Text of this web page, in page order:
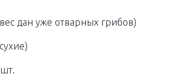
дан уже отварных грибов)